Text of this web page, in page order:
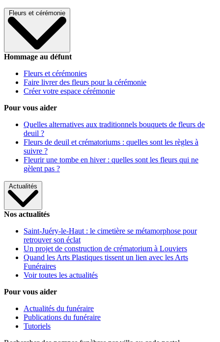
Fleurs et cérémonie
Hommage au défunt
Fleurs et cérémonies
Faire livrer des fleurs pour la cérémonie
Créer votre espace cérémonie
Pour vous aider
Quelles alternatives aux traditionnels bouquets de fleurs de
deuil ?
Fleurs de deuil et crématoriums : quelles sont les règles à
suivre ?
Fleurir une tombe en hiver : quelles sont les fleurs qui ne
gèlent pas ?
Actualités
Nos actualités
Saint-Juéry-le-Haut : le cimetière se métamorphose pour
retrouver son éclat
Un projet de construction de crématorium à Louviers
Quand les Arts Plastiques tissent un lien avec les Arts
Funéraires
Voir toutes les actualités
Pour vous aider
Actualités du funéraire
Publications du funéraire
Tutoriels